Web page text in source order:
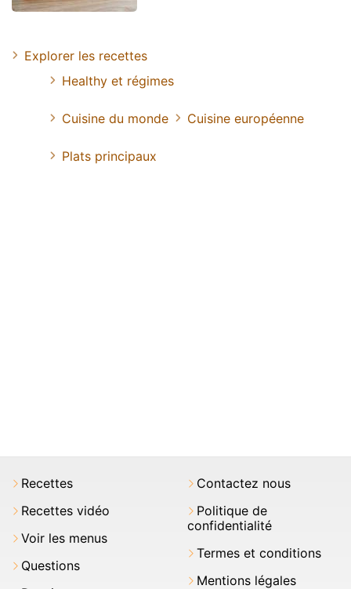
Explorer les recettes
Healthy et régimes
Cuisine du monde Cuisine européenne
Plats principaux
Recettes
Recettes vidéo
Voir les menus
Questions
Contactez nous
Politique de
confidentialité
Termes et conditions
Mentions légales